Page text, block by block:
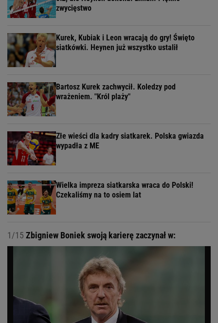
zwycięstwo
Kurek, Kubiak i Leon wracają do gry! Święto
siatkówki. Heynen już wszystko ustalił
Bartosz Kurek zachwycił. Koledzy pod
wrażeniem. "Król plaży"
Złe wieści dla kadry siatkarek. Polska gwiazda
wypadła z ME
Wielka impreza siatkarska wraca do Polski!
Czekaliśmy na to osiem lat
1/15 Zbigniew Boniek swoją karierę zaczynał w: